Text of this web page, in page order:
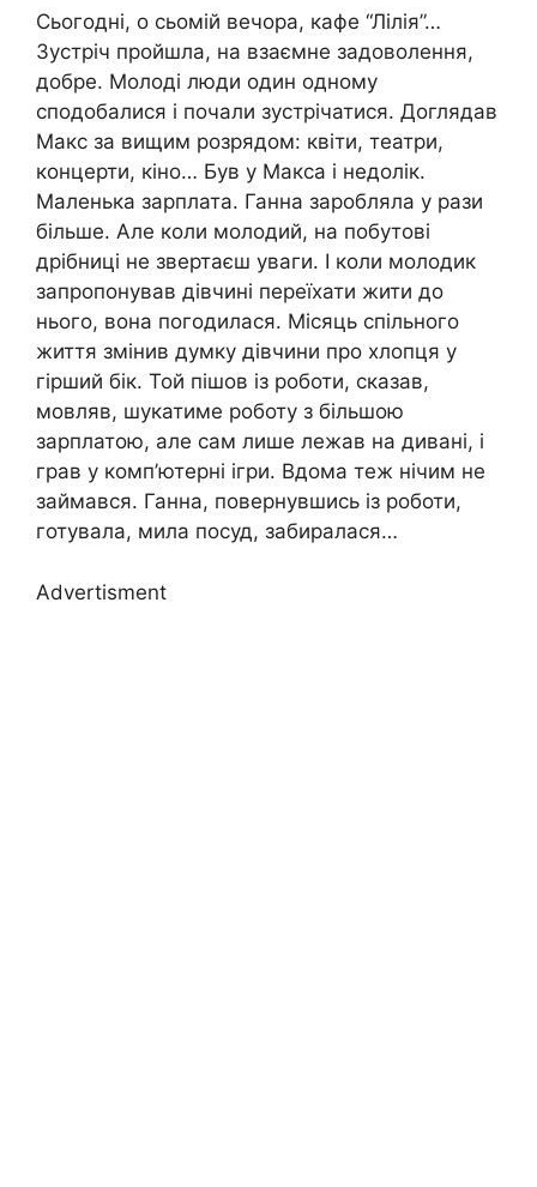
Сьогодні, о сьомій вечора, кафе “Лілія”…
Зустріч пройшла, на взаємне задоволення,
добре. Молоді люди один одному
сподобалися і почали зустрічатися. Доглядав
Макс за вищим розрядом: квіти, театри,
концерти, кіно… Був у Макса і недолік.
Маленька зарплата. Ганна заробляла у рази
більше. Але коли молодий, на побутові
дрібниці не звертаєш уваги. І коли молодик
запропонував дівчині переїхати жити до
нього, вона погодилася. Місяць спільного
життя змінив думку дівчини про хлопця у
гірший бік. Той пішов із роботи, сказав,
мовляв, шукатиме роботу з більшою
зарплатою, але сам лише лежав на дивані, і
грав у комп’ютерні ігри. Вдома теж нічим не
займався. Ганна, повернувшись із роботи,
готувала, мила посуд, забиралася…
Advertisment